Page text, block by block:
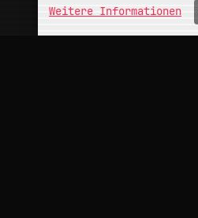
Weitere Informationen